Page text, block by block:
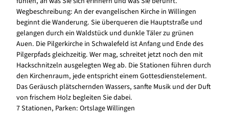
Wegbeschreibung: An der evangelischen Kirche in Willingen
beginnt die Wanderung. Sie überqueren die Hauptstraße und
gelangen durch ein Waldstück und dunkle Täler zu grünen
Auen. Die Pilgerkirche in Schwalefeld ist Anfang und Ende des
Pilgerpfads gleichzeitig. Wer mag, schreitet jetzt noch den mit
Hackschnitzeln ausgelegten Weg ab. Die Stationen führen durch
den Kirchenraum, jede entspricht einem Gottesdienstelement.
Das Geräusch plätschernden Wassers, sanfte Musik und der Duft
von frischem Holz begleiten Sie dabei.
7 Stationen, Parken: Ortslage Willingen